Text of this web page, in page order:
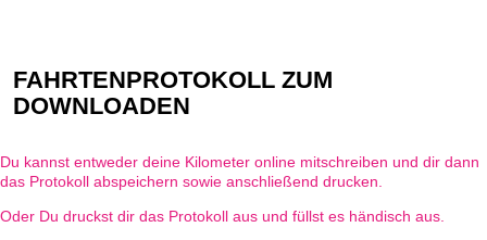
FAHRTENPROTOKOLL ZUM
DOWNLOADEN
Du kannst entweder deine Kilometer online mitschreiben und dir dann
das Protokoll abspeichern sowie anschließend drucken.
Oder Du druckst dir das Protokoll aus und füllst es händisch aus.